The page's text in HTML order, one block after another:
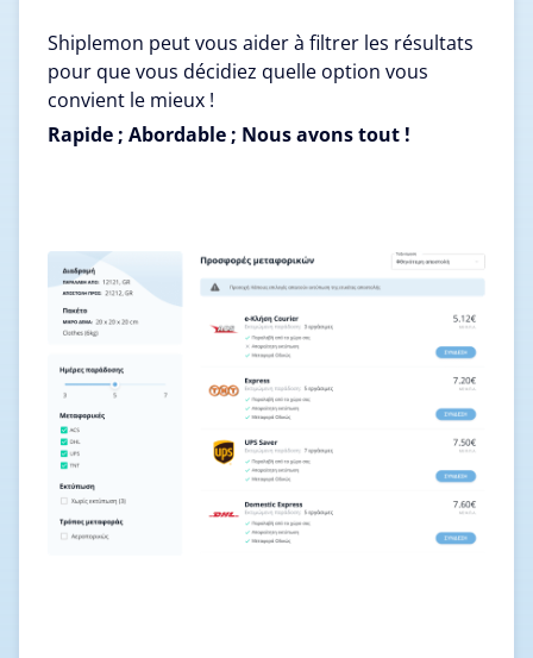
Shiplemon peut vous aider à filtrer les résultats
pour que vous décidiez quelle option vous
convient le mieux !
Rapide ; Abordable ; Nous avons tout !